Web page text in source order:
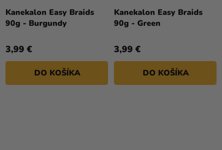
Kanekalon Easy Braids
90g - Burgundy
3,99 €
DO KOŠÍKA
Kanekalon Easy Braids
90g - Green
3,99 €
DO KOŠÍKA